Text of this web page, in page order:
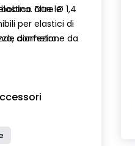
Due le
per elastici di
diametro.
oltre Ø 1,4
confezione da